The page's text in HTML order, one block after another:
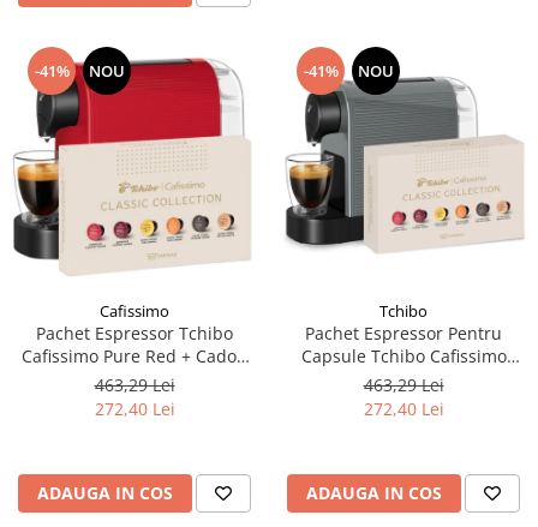
-41% NOU
Cafissimo
Pachet Espressor Tchibo
Cafissimo Pure Red + Cadou
60 de Capsule Cafissimo
Classic Collection
463,29 Lei
272,40 Lei
ADAUGA IN COS
-41% NOU
Tchibo
Pachet Espressor Pentru
Capsule Tchibo Cafissimo
Pure Grey + TCHIBO
CAFISSIMO Set Capsule 6
Sortimente - Bundle
463,29 Lei
272,40 Lei
ADAUGA IN COS